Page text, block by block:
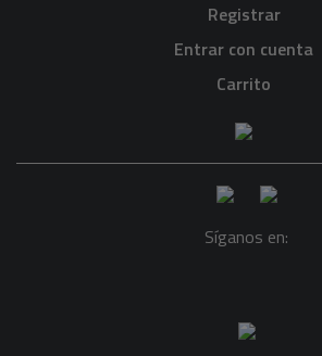
Registrar
Entrar con cuenta
Carrito
Síganos en: